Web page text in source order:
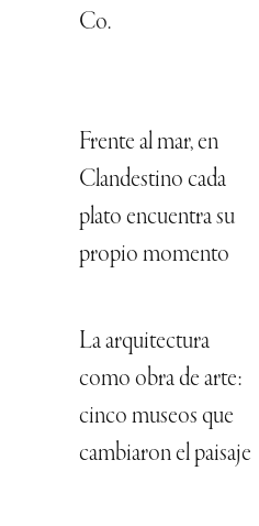
Co.
Frente al mar, en
Clandestino cada
plato encuentra su
propio momento
La arquitectura
como obra de arte:
cinco museos que
cambiaron el paisaje